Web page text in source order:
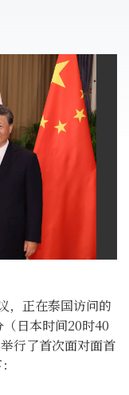
，正在泰国访问的
日本时间20时40
行了首次面对面首